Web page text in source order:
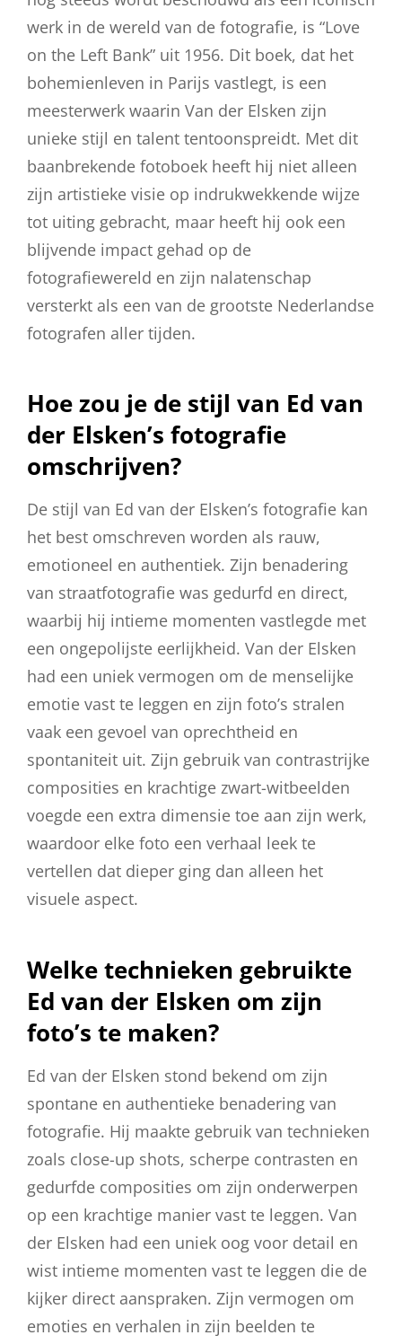
werk in de wereld van de fotografie, is “Love
on the Left Bank” uit 1956. Dit boek, dat het
bohemienleven in Parijs vastlegt, is een
meesterwerk waarin Van der Elsken zijn
unieke stijl en talent tentoonspreidt. Met dit
baanbrekende fotoboek heeft hij niet alleen
zijn artistieke visie op indrukwekkende wijze
tot uiting gebracht, maar heeft hij ook een
blijvende impact gehad op de
fotografiewereld en zijn nalatenschap
versterkt als een van de grootste Nederlandse
fotografen aller tijden.
Hoe zou je de stijl van Ed van
der Elsken’s fotografie
omschrijven?
De stijl van Ed van der Elsken’s fotografie kan
het best omschreven worden als rauw,
emotioneel en authentiek. Zijn benadering
van straatfotografie was gedurfd en direct,
waarbij hij intieme momenten vastlegde met
een ongepolijste eerlijkheid. Van der Elsken
had een uniek vermogen om de menselijke
emotie vast te leggen en zijn foto’s stralen
vaak een gevoel van oprechtheid en
spontaniteit uit. Zijn gebruik van contrastrijke
composities en krachtige zwart-witbeelden
voegde een extra dimensie toe aan zijn werk,
waardoor elke foto een verhaal leek te
vertellen dat dieper ging dan alleen het
visuele aspect.
Welke technieken gebruikte
Ed van der Elsken om zijn
foto’s te maken?
Ed van der Elsken stond bekend om zijn
spontane en authentieke benadering van
fotografie. Hij maakte gebruik van technieken
zoals close-up shots, scherpe contrasten en
gedurfde composities om zijn onderwerpen
op een krachtige manier vast te leggen. Van
der Elsken had een uniek oog voor detail en
wist intieme momenten vast te leggen die de
kijker direct aanspraken. Zijn vermogen om
emoties en verhalen in zijn beelden te